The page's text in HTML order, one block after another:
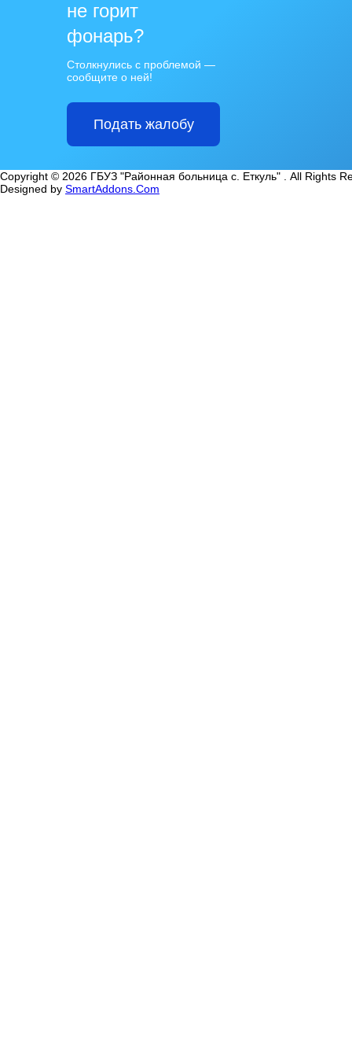
не горит
фонарь?
Столкнулись с проблемой —
сообщите о ней!
Подать жалобу
Copyright © 2026 ГБУЗ "Районная больница с. Еткуль" . All Rights
Designed by SmartAddons.Com